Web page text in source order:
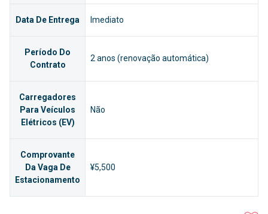
Data De Entrega Imediato
Período Do
Contrato
2 anos (renovação automática)
Carregadores
Para Veículos
Elétricos (EV)
Não
Comprovante
Da Vaga De
Estacionamento
¥5,500